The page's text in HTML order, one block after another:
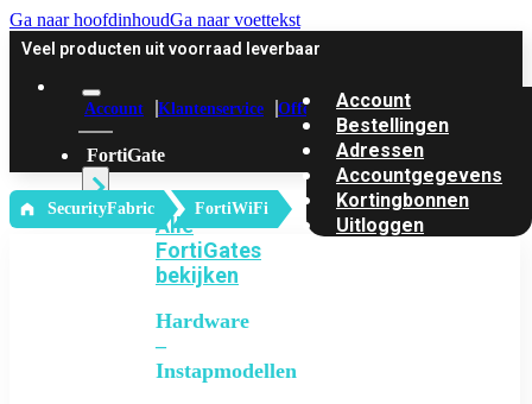
Ga naar hoofdinhoudGa naar voettekst
Veel producten uit voorraad leverbaar
Account Klantenservice Offerte
FortiGate
Alle
FortiGates
bekijken
Hardware
–
Instapmodellen
Account
Bestellingen
Adressen
Accountgegevens
Kortingbonnen
Uitloggen
‎ SecurityFabric FortiWiFi